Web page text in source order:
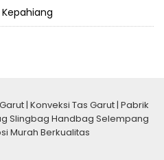
| Konveksi Tas Garut | Pabrik
Slingbag Handbag Selempang
Murah Berkualitas